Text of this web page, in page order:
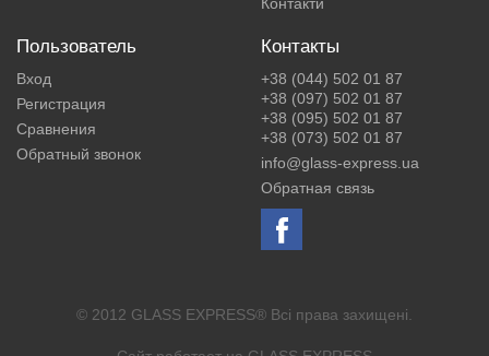
Пользователь
Вход
Регистрация
Сравнения
Обратный звонок
Контакты
+38 (044) 502 01 87
+38 (097) 502 01 87
+38 (095) 502 01 87
+38 (073) 502 01 87
info@glass-express.ua
Обратная связь
© 2012 GLASS EXPRESS® Всі права захищені.